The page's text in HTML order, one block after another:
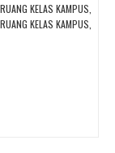
KELAS KAMPUS,
KELAS KAMPUS,
KELAS KAMPUS,
KELAS KAMPUS